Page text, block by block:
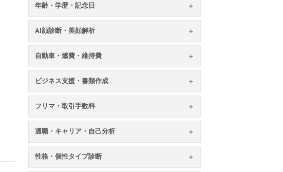
年齢・学歴・記念日
AI顔診断・美顔解析
自動車・燃費・維持費
ビジネス支援・書類作成
フリマ・取引手数料
適職・キャリア・自己分析
性格・個性タイプ診断